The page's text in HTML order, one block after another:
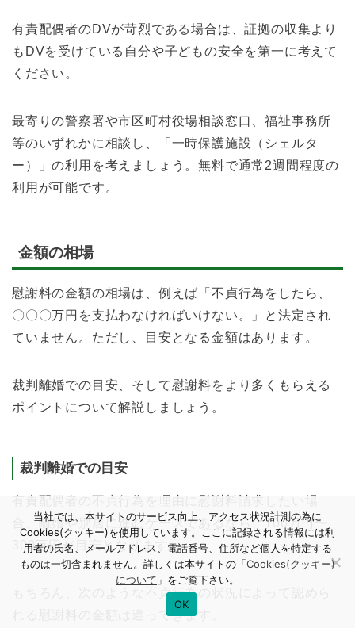
有責配偶者のDVが苛烈である場合は、証拠の収集より
もDVを受けている自分や子どもの安全を第一に考えて
ください。
最寄りの警察署や市区町村役場相談窓口、福祉事務所
等のいずれかに相談し、「一時保護施設（シェルタ
ー）」の利用を考えましょう。無料で通常2週間程度の
利用が可能です。
金額の相場
慰謝料の金額の相場は、例えば「不貞行為をしたら、
〇〇〇万円を支払わなければいけない。」と法定され
ていません。ただし、目安となる金額はあります。
裁判離婚での目安、そして慰謝料をより多くもらえる
ポイントについて解説しましょう。
裁判離婚での目安
有責配偶者の不貞行為を理由に慰謝料請求したい場
合、離婚や別居に進むケースであるなら、100万円〜
300万円が目安となります。
もちろん、次のような不貞行為の状況によって認めら
れる慰謝料の金額は違ってきます。
当社では、本サイトのサービス向上、アクセス状況計測の為に
Cookies(クッキー)を使用しています。ここに記録される情報には利
用者の氏名、メールアドレス、電話番号、住所など個人を特定する
ものは一切含まれません。詳しくは本サイトの「Cookies(クッキー)
について 」をご覧下さい。
OK